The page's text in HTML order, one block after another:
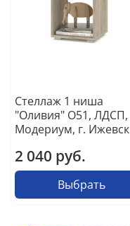
Стеллаж 1 ниша
"Оливия" О51, ЛДСП,
Модериум, г. Ижевск
2 040 руб.
Выбрать